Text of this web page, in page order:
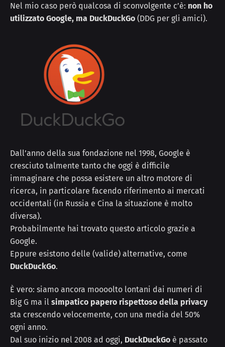
Nel mio caso però qualcosa di sconvolgente c’è: non ho
utilizzato Google, ma DuckDuckGo (DDG per gli amici).
Dall’anno della sua fondazione nel 1998, Google è
cresciuto talmente tanto che oggi è difficile
immaginare che possa esistere un altro motore di
ricerca, in particolare facendo riferimento ai mercati
occidentali (in Russia e Cina la situazione è molto
diversa).
Probabilmente hai trovato questo articolo grazie a
Google.
Eppure esistono delle (valide) alternative, come
DuckDuckGo.
È vero: siamo ancora moooolto lontani dai numeri di
Big G ma il simpatico papero rispettoso della privacy
sta crescendo velocemente, con una media del 50%
ogni anno.
Dal suo inizio nel 2008 ad oggi, DuckDuckGo è passato